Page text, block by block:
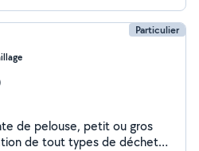
Particulier
de pelouse, petit ou gros
de tout types de déchets.